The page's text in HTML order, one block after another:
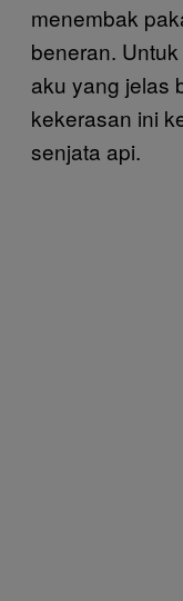
menembak
beneran.
aku yang jelas
kekerasan ini
senjata api.